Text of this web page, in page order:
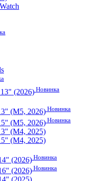
(2026) Новинка
(M5, 2026) Новинка
(M5, 2026) Новинка
(M4, 2025)
(M4, 2025)
(2026) Новинка
(2026) Новинка